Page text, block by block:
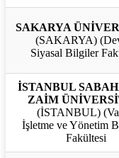
SAKARYA
(SAKARYA)
Siyasal Bilgiler
İSTANBUL
ZAİM
(İSTANBUL)
İşletme ve Yönetim
Fakültesi